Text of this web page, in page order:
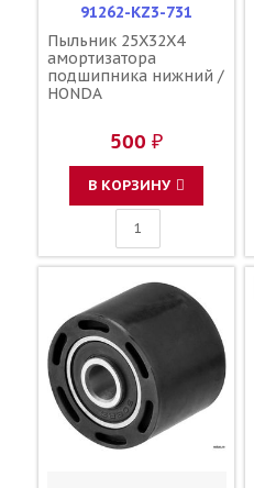
91262-KZ3-731
Пыльник 25X32X4
амортизатора
подшипника нижний /
HONDA
500 ₽
В КОРЗИНУ